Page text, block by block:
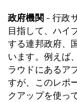
政府機関 – 行政
目指して、ハイ
する連邦政府、
います。例えば
ラウドにあるア
すが、このレポ
クアップを使っ